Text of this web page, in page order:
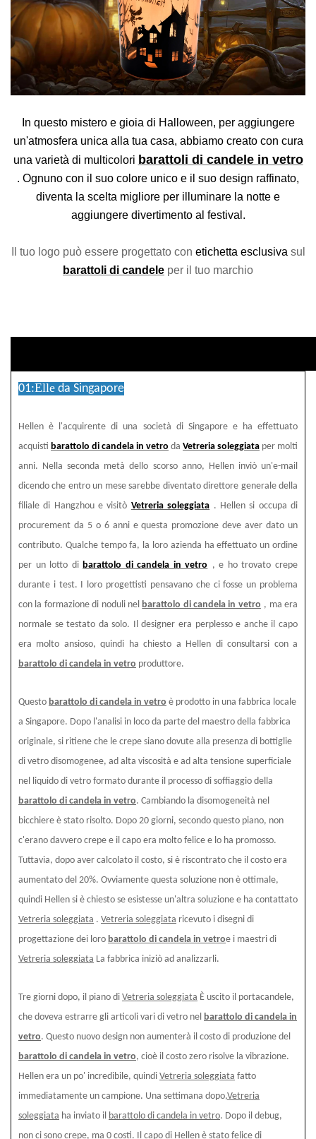
In questo mistero e gioia di Halloween, per aggiungere
un'atmosfera unica alla tua casa, abbiamo creato con cura
una varietà di multicolori barattoli di candele in vetro
. Ognuno con il suo colore unico e il suo design raffinato,
diventa la scelta migliore per illuminare la notte e
aggiungere divertimento al festival.
Il tuo logo può essere progettato con etichetta esclusiva sul
barattoli di candele per il tuo marchio
01:Elle da Singapore
Hellen è l'acquirente di una società di Singapore e ha effettuato
acquisti barattolo di candela in vetro da Vetreria soleggiata per molti
anni. Nella seconda metà dello scorso anno, Hellen inviò un'e-mail
dicendo che entro un mese sarebbe diventato direttore generale della
filiale di Hangzhou e visitò Vetreria soleggiata . Hellen si occupa di
procurement da 5 o 6 anni e questa promozione deve aver dato un
contributo. Qualche tempo fa, la loro azienda ha effettuato un ordine
per un lotto dibarattolo di candela in vetro , e ho trovato crepe
durante i test. I loro progettisti pensavano che ci fosse un problema
con la formazione di noduli nelbarattolo di candela in vetro , ma era
normale se testato da solo. Il designer era perplesso e anche il capo
era molto ansioso, quindi ha chiesto a Hellen di consultarsi con a
barattolo di candela in vetro produttore.
Questo barattolo di candela in vetro è prodotto in una fabbrica locale
a Singapore. Dopo l'analisi in loco da parte del maestro della fabbrica
originale, si ritiene che le crepe siano dovute alla presenza di bottiglie
di vetro disomogenee, ad alta viscosità e ad alta tensione superficiale
nel liquido di vetro formato durante il processo di soffiaggio della
barattolo di candela in vetro. Cambiando la disomogeneità nel
bicchiere è stato risolto. Dopo 20 giorni, secondo questo piano, non
c'erano davvero crepe e il capo era molto felice e lo ha promosso.
Tuttavia, dopo aver calcolato il costo, si è riscontrato che il costo era
aumentato del 20%. Ovviamente questa soluzione non è ottimale,
quindi Hellen si è chiesto se esistesse un'altra soluzione e ha contattato
Vetreria soleggiata . Vetreria soleggiata ricevuto i disegni di
progettazione dei loro barattolo di candela in vetroe i maestri di
Vetreria soleggiata La fabbrica iniziò ad analizzarli.
Tre giorni dopo, il piano di Vetreria soleggiata È uscito il portacandele,
che doveva estrarre gli articoli vari di vetro nel barattolo di candela in
vetro. Questo nuovo design non aumenterà il costo di produzione del
barattolo di candela in vetro, cioè il costo zero risolve la vibrazione.
Hellen era un po' incredibile, quindi Vetreria soleggiata fatto
immediatamente un campione. Una settimana dopo,Vetreria
soleggiata ha inviato il barattolo di candela in vetro. Dopo il debug,
non ci sono crepe, ma 0 costi. Il capo di Hellen è stato felice di